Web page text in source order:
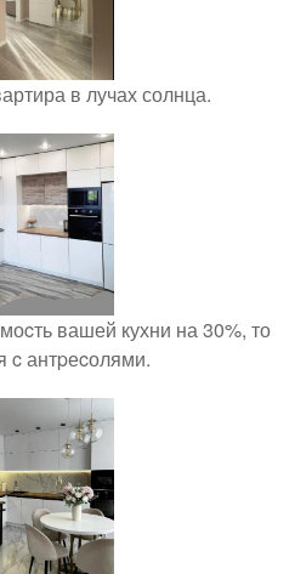
в лучах солнца.
вашей кухни на 30%, то
c антpеcолями.